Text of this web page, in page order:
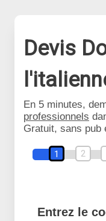
Devis
En 5 minutes,
professionnels
Gratuit, sans pub
1 2
Entrez le